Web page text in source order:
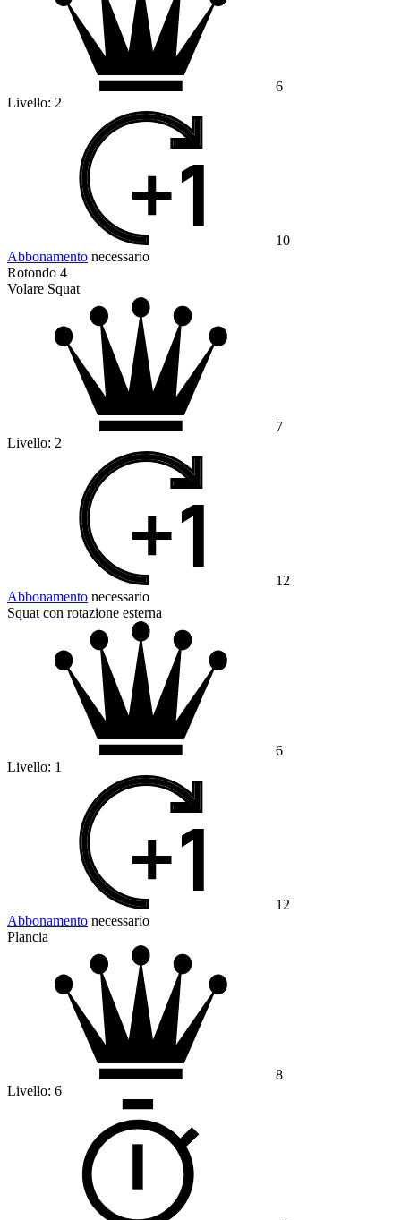
6
Livello: 2
10
Abbonamento necessario
Rotondo 4
Volare Squat
7
Livello: 2
12
Abbonamento necessario
Squat con rotazione esterna
6
Livello: 1
12
Abbonamento necessario
Plancia
8
Livello: 6